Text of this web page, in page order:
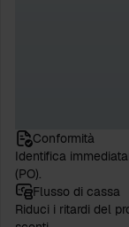
Conformità
Identifica
(PO).
Flusso di cassa
Riduci i ritardi del